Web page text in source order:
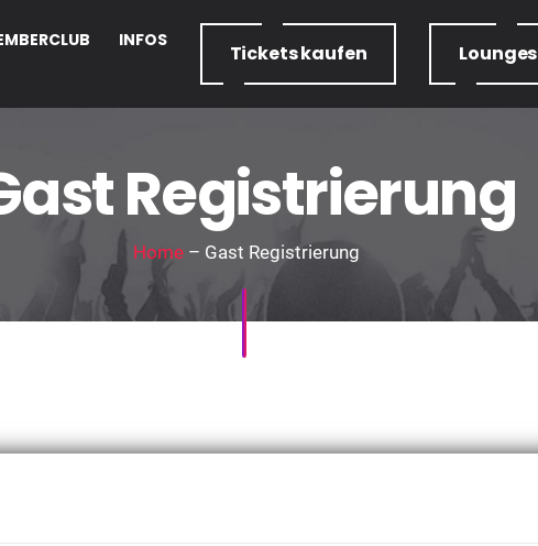
INFOS
Ticketskaufen Lounges
Registrierung
Home – Gast Registrierung